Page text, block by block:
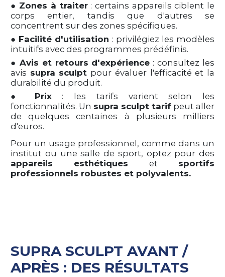
● Zones à traiter: certains appareils ciblent le
corps entier, tandis que d'autres se
concentrent sur des zones spécifiques.
● Facilité d'utilisation : privilégiez les modèles
intuitifs avec des programmes prédéfinis.
● Avis et retours d'expérience : consultez les
avis supra sculpt pour évaluer l'efficacité et la
durabilité du produit.
● Prix: les tarifs varient selon les
fonctionnalités. Un supra sculpt tarif peut aller
de quelques centaines à plusieurs milliers
d'euros.
Pour un usage professionnel, comme dans un
institut ou une salle de sport, optez pour des
appareils esthétiques et sportifs
professionnels robustes et polyvalents.
SUPRA SCULPT AVANT /
APRÈS : DES RÉSULTATS